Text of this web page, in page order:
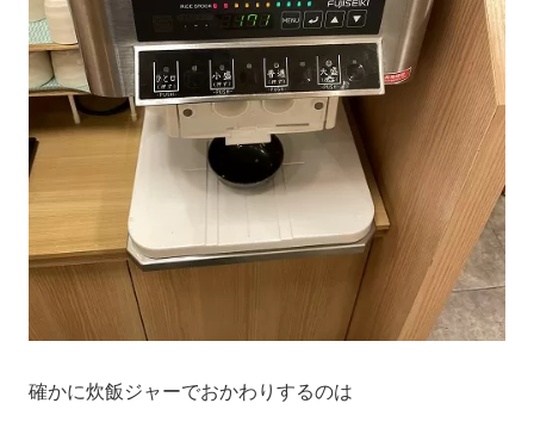
確かに炊飯ジャーでおかわりするのは